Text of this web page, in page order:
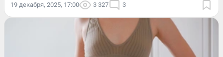
19 декабря, 2025, 17:00 3 327 3